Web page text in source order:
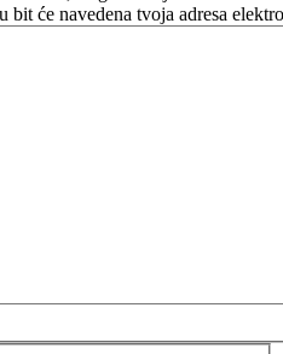
bit će navedena tvoja adresa